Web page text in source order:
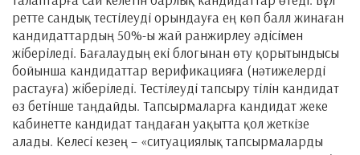
ретте сандық тестілеуді орындауға ең көп балл жинаған
кандидаттардың 50%-ы жай ранжирлеу әдісімен
жіберіледі. Бағалаудың екі блогынан өту қорытындысы
бойынша кандидаттар верификацияға (нәтижелерді
растауға) жіберіледі. Тестілеуді тапсыру тілін кандидат
өз бетінше таңдайды. Тапсырмаларға кандидат жеке
кабинетте кандидат таңдаған уақытта қол жеткізе
алады. Келесі кезең – «ситуациялық тапсырмаларды